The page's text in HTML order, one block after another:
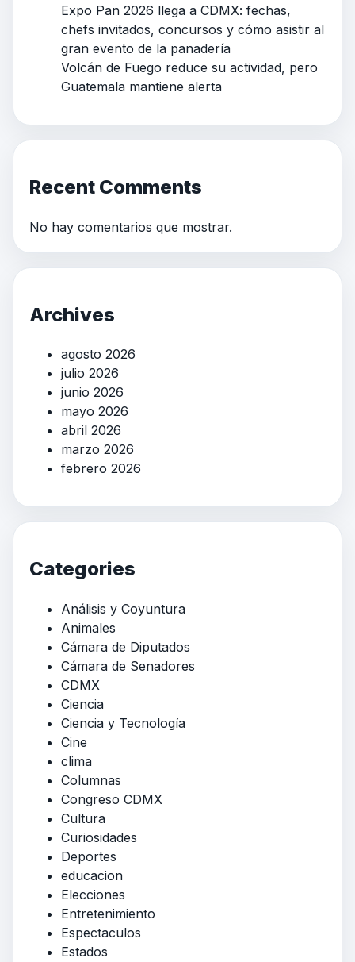
Expo Pan 2026 llega a CDMX: fechas,
chefs invitados, concursos y cómo asistir al
gran evento de la panadería
Volcán de Fuego reduce su actividad, pero
Guatemala mantiene alerta
Recent Comments
No hay comentarios que mostrar.
Archives
agosto 2026
julio 2026
junio 2026
mayo 2026
abril 2026
marzo 2026
febrero 2026
Categories
Análisis y Coyuntura
Animales
Cámara de Diputados
Cámara de Senadores
CDMX
Ciencia
Ciencia y Tecnología
Cine
clima
Columnas
Congreso CDMX
Cultura
Curiosidades
Deportes
educacion
Elecciones
Entretenimiento
Espectaculos
Estados